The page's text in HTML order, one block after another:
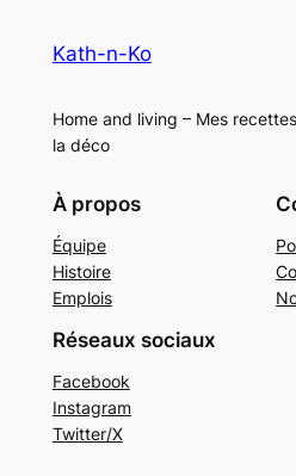
Kath-n-Ko
Home and living – Mes
la déco
À propos
Équipe
Histoire
Emplois
Réseaux sociaux
Facebook
Instagram
Twitter/X